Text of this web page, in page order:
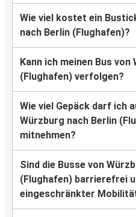
Wie viel kostet ein
nach Berlin (Flughafen)?
Kann ich meinen Bus
(Flughafen) verfolgen?
Wie viel Gepäck darf ich
Würzburg nach Berlin
mitnehmen?
Sind die Busse von
(Flughafen) barrierefrei
eingeschränkter